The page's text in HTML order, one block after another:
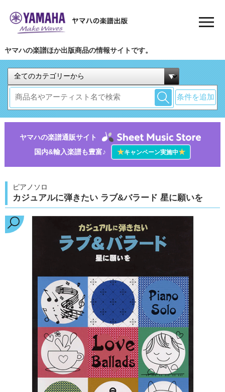
ヤマハの楽譜ほか出版商品の情報サイトです。
条件を追加
ヤマハの楽譜通販サイト
国内&輸入楽譜も豊富♪
★キャンペーン実施中★
ピアノソロ
カジュアルに弾きたい ラブ&バラード 星に願いを